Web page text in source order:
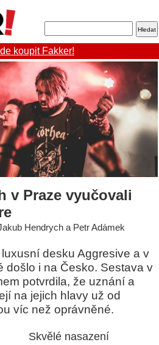
koupit Fakker!
v Praze vyučovali
Hendrych a Petr Adámek
desku Aggresive a v
došlo i na Česko. Sestava v
potvrdila, že uznání a
na jejich hlavy už od
víc než oprávněné.
Skvělé nasazení